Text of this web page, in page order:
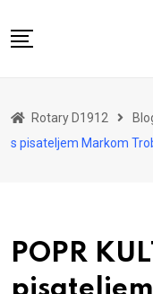
to
O nas
Kontakt
Rotary D1912
s pisateljem Markom
POPR